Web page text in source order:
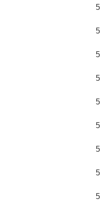
5
5
5
5
5
5
5
5
5